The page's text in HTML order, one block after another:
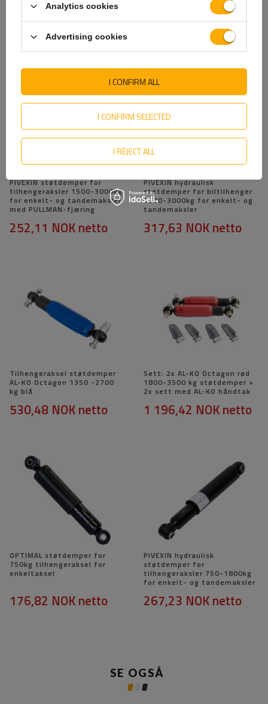
ANBEFALT FOR DEG
PIVEXIN støtdemper for
tilhengeraksler 1500-3000kg
for enkelt- og tandemaksler
med PULLMAN-fjæring
252,11 NOKnetto
PIVEXIN hydraulisk
støtdemper for biltilhenger
1500-3000kg for enkelt- og
tandemaksler
317,63 NOKnetto
Tilhengeraksel støtdemper
AL-KO Octagon 1350 -2700
kg blå
530,48 NOKnetto
Sett: 2x AL-KO Octagon rød
1800-3500 kg støtdemper +
2x sett med AL-KO håndtak
1 196,42 NOKnetto
OPTIMAL støtdemper for
750kg tilhengeraksel for
enkeltaksel
176,82 NOKnetto
PIVEXIN hydraulisk
støtdemper for
tilhengeraksler 750-1800kg
for enkelt- og tandemaksler
267,23 NOKnetto
SE OGSÅ
Analytics cookies
Advertising cookies
I CONFIRM SELECTED
I REJECT ALL
I CONFIRM ALL